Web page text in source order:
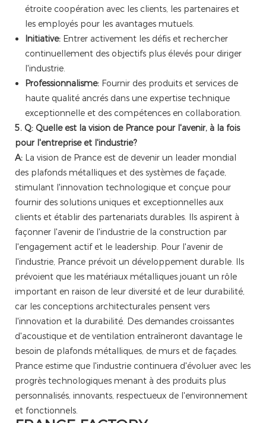
étroite coopération avec les clients, les partenaires et
les employés pour les avantages mutuels.
Initiative: Entrer activement les défis et rechercher
continuellement des objectifs plus élevés pour diriger
l'industrie.
Professionnalisme: Fournir des produits et services de
haute qualité ancrés dans une expertise technique
exceptionnelle et des compétences en collaboration.
5. Q: Quelle est la vision de Prance pour l'avenir, à la fois
pour l'entreprise et l'industrie?
A: La vision de Prance est de devenir un leader mondial
des plafonds métalliques et des systèmes de façade,
stimulant l'innovation technologique et conçue pour
fournir des solutions uniques et exceptionnelles aux
clients et établir des partenariats durables. Ils aspirent à
façonner l'avenir de l'industrie de la construction par
l'engagement actif et le leadership. Pour l'avenir de
l'industrie, Prance prévoit un développement durable. Ils
prévoient que les matériaux métalliques jouant un rôle
important en raison de leur diversité et de leur durabilité,
car les conceptions architecturales pensent vers
l'innovation et la durabilité. Des demandes croissantes
d'acoustique et de ventilation entraîneront davantage le
besoin de plafonds métalliques, de murs et de façades.
Prance estime que l'industrie continuera d'évoluer avec les
progrès technologiques menant à des produits plus
personnalisés, innovants, respectueux de l'environnement
et fonctionnels.